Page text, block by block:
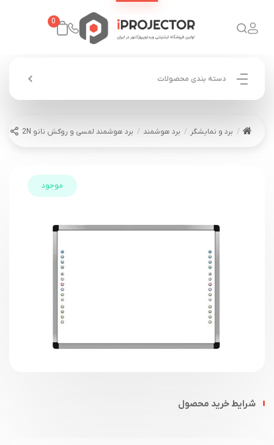
0
دسته بندی محصولات
برد و نمایشگر برد هوشمند برد هوشمند لمسی و روکش نانو ST Board 82N
موجود
شرایط خرید محصول